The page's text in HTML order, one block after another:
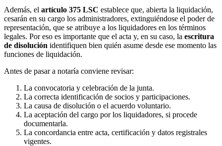
Además, el artículo 375 LSC establece que, abierta la liquidación,
cesarán en su cargo los administradores, extinguiéndose el poder de
representación, que se atribuye a los liquidadores en los términos
legales. Por eso es importante que el acta y, en su caso, la escritura
de disolución identifiquen bien quién asume desde ese momento las
funciones de liquidación.
Antes de pasar a notaría conviene revisar:
La convocatoria y celebración de la junta.
La correcta identificación de socios y participaciones.
La causa de disolución o el acuerdo voluntario.
La aceptación del cargo por los liquidadores, si procede
documentarla.
La concordancia entre acta, certificación y datos registrales
vigentes.